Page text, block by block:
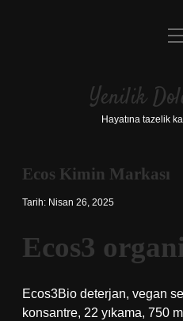
Yasal
Yenilik
Hayatına tazelik
Ecos Kimin Markası
Tarih: Nisan 26, 2025
Ecos3
Ecos3Bio deterjan, vegan
konsantre, 22 yıkama, 750